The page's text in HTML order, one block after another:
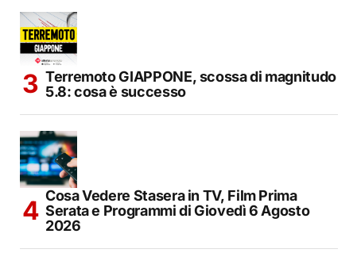
Terremoto GIAPPONE, scossa di magnitudo
5.8: cosa è successo
Cosa Vedere Stasera in TV, Film Prima
Serata e Programmi di Giovedì 6 Agosto
2026